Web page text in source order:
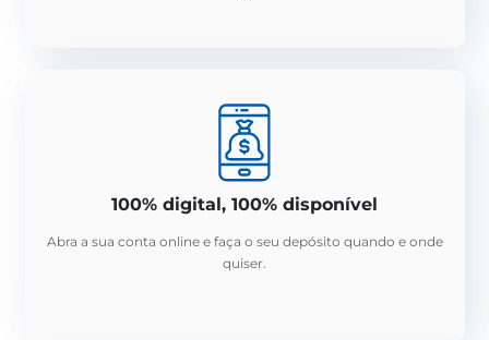
100% digital, 100% disponível
Abra a sua conta online e faça o seu depósito quando e onde
quiser.